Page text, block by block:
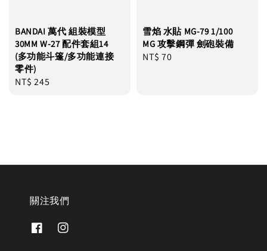
BANDAI 萬代 組裝模型
30MM W-27 配件套組14
(多功能斗篷/多功能連接
零件)
Regular
NT$ 245
雪焰 水貼 MG-79 1/100
MG 攻擊鋼彈 劍砲裝備
Regular
NT$ 70
關注我們